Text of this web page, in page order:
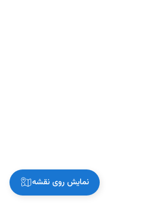
نمایش روی نقشه